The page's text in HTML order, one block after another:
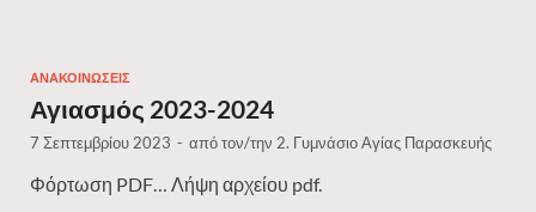
ΑΝΑΚΟΙΝΏΣΕΙΣ
Αγιασμός 2023-2024
7 Σεπτεμβρίου 2023 - από τον/την 2. Γυμνάσιο Αγίας Παρασκευής
Φόρτωση PDF… Λήψη αρχείου pdf.